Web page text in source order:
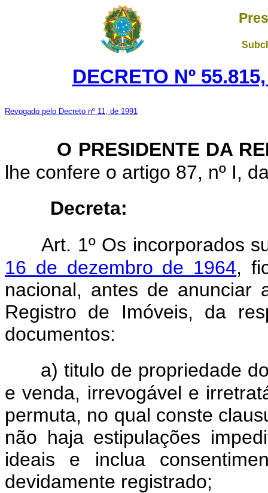
DECRETO Nº
Revogado pelo Decreto nº 11, de 1991
O PRESIDENTE DA
lhe confere o artigo 87, nº I,
Decreta:
Art. 1º Os incorporados
16 de dezembro de 1964,
nacional, antes de anunciar
Registro de Imóveis, da
documentos:
a) titulo de propriedade
e venda, irrevogável e
permuta, no qual conste
não haja estipulações
ideais e inclua
devidamente registrado;